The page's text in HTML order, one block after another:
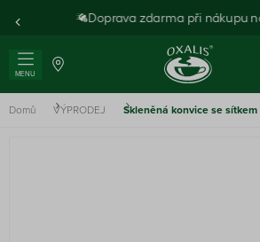
Doprava zdarma při nákupu
MENU
Domů VÝPRODEJ Skleněná konvice se sítkem